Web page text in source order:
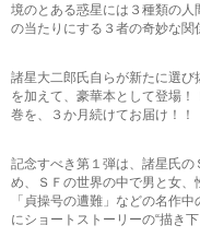
境のとある惑星には３種類の
の当たりにする３者の奇妙な
諸星大二郎氏自らが新たに選
を加えて、豪華本として登場
巻を、３か月続けてお届け！！
記念すべき第１弾は、諸星氏
め、ＳＦの世界の中で男と女
「貞操号の遭難」などの名作
にショートストーリーの“描き